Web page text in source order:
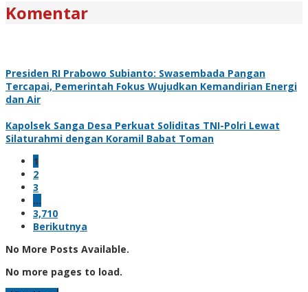
Komentar
Presiden RI Prabowo Subianto: Swasembada Pangan
Tercapai, Pemerintah Fokus Wujudkan Kemandirian Energi
dan Air
Kapolsek Sanga Desa Perkuat Soliditas TNI-Polri Lewat
Silaturahmi dengan Koramil Babat Toman
1
2
3
…
3,710
Berikutnya
No More Posts Available.
No more pages to load.